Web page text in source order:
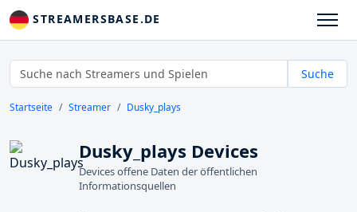
STREAMERSBASE.DE
Suche
Startseite Streamer Dusky_plays
Dusky_plays Devices
Devices offene Daten der öffentlichen
Informationsquellen